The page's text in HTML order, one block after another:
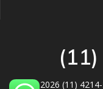
© 2026 (11) 4214-